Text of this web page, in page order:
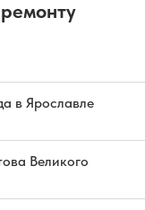
в Ярославле
Великого